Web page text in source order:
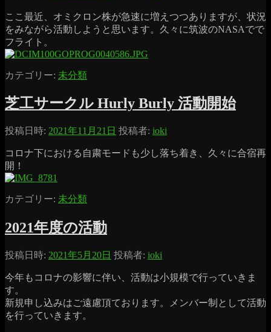
ここ最近、オミクロン株が急速に増えつつありますが、状況
をみながら活動しようと思います。久々に筑波のNASAでで
フライト。
カテゴリー: 未分類
芝工サークル Hurly Burly 活動開始
投稿日時: 2021年11月21日 投稿者: ioki
コロナ下における自粛モードも少し落ち着き、久々に合宿再
開！
カテゴリー: 未分類
2021年度の活動
投稿日時: 2021年5月20日 投稿者: ioki
今年もコロナの影響に伴い、活動は小規模で行っていきま
す。
新規申し込みはご遠慮頂ております。メンバー制として活動
を行っていきます。